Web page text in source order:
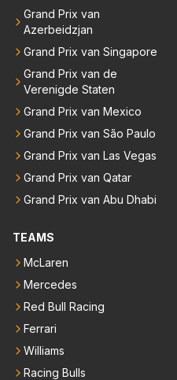
Grand Prix van
Azerbeidzjan
Grand Prix van Singapore
Grand Prix van de
Verenigde Staten
Grand Prix van Mexico
Grand Prix van São Paulo
Grand Prix van Las Vegas
Grand Prix van Qatar
Grand Prix van Abu Dhabi
TEAMS
McLaren
Mercedes
Red Bull Racing
Ferrari
Williams
Racing Bulls